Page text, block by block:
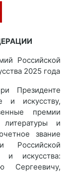
Российской
2025 года
Президенте
и искусству,
премии
и
звание
Российской
и искусства:
Сергеевичу,